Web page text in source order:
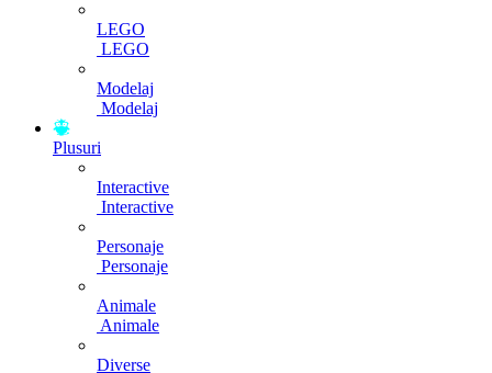
LEGO
LEGO
Modelaj
Modelaj
Plusuri
Interactive
Interactive
Personaje
Personaje
Animale
Animale
Diverse